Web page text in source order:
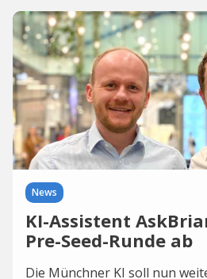
News
KI-Assistent
Pre-Seed-Runde ab
Die Münchner KI soll nun